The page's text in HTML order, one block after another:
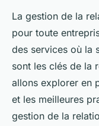
La gestion de la
pour toute
des services où la
sont les clés de la
allons explorer en
et les meilleures
gestion de la